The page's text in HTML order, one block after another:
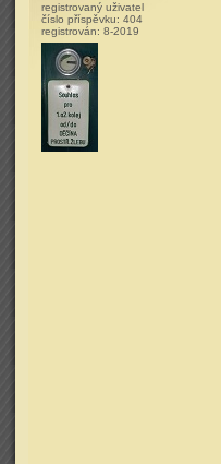
registrovaný uživatel
číslo příspěvku: 404
registrován: 8-2019